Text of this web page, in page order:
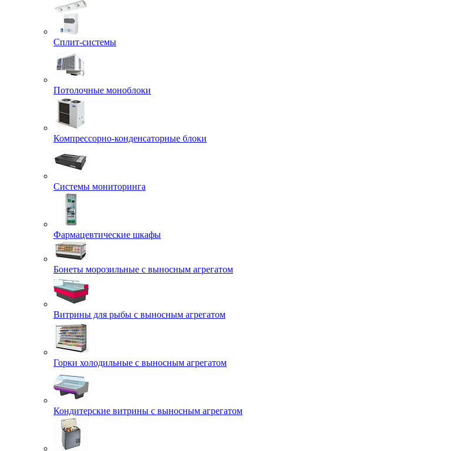
Сплит-системы
Потолочные моноблоки
Компрессорно-конденсаторные блоки
Системы мониторинга
Фармацевтические шкафы
Бонеты морозильные с выносным агрегатом
Витрины для рыбы с выносным агрегатом
Горки холодильные с выносным агрегатом
Кондитерские витрины с выносным агрегатом